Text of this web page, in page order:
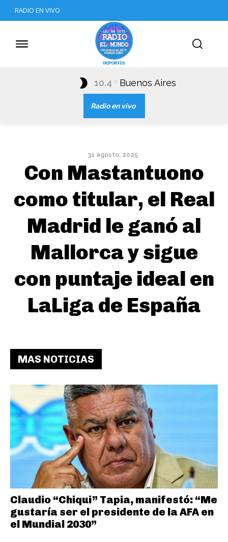
RADIO EN VIVO
10.4 C Buenos Aires
Radio en vivo
31 agosto, 2025
Con Mastantuono
como titular, el Real
Madrid le ganó al
Mallorca y sigue
con puntaje ideal en
LaLiga de España
MAS NOTICIAS
Claudio “Chiqui” Tapia, manifestó: “Me
gustaría ser el presidente de la AFA en
el Mundial 2030”